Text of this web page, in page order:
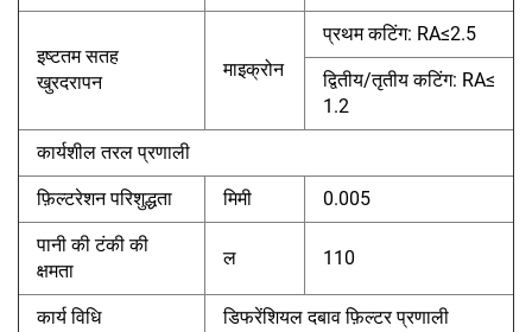
इष्टतम सतह
खुरदरापन
माइक्रोन
प्रथम कटिंग: RA≤2.5
द्वितीय/तृतीय कटिंग: RA≤
1.2
कार्यशील तरल प्रणाली
फ़िल्टरेशन परिशुद्धता मिमी 0.005
पानी की टंकी की
क्षमता
ल 110
कार्य विधि डिफरेंशियल दबाव फ़िल्टर प्रणाली